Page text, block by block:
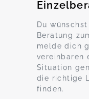
Du
Beratung
melde dich
vereinbaren
Situation
die richtige
finden.